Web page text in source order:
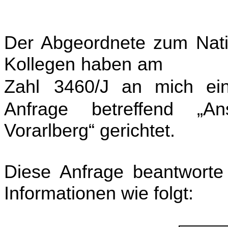
Der Abgeordnete zum
Kollegen haben am
Zahl 3460/J
an mich
Anfrage betreffend
Vorarlberg“ gerichtet.
Diese Anfrage
Informationen wie folgt: